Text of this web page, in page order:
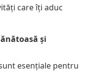
care îți aduc
și
esențiale pentru